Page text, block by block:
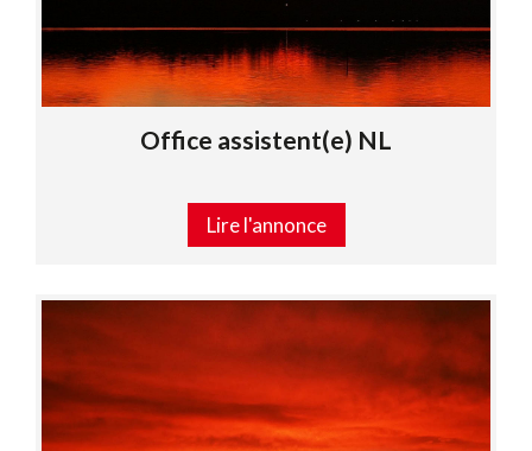
Office assistent(e) NL
Lire l'annonce